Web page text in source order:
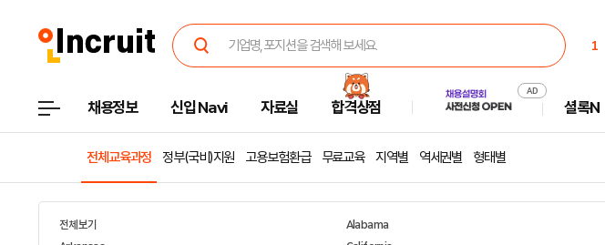
1
4
5
8
채용정보 신입 Navi 자료실 합격상점 셜록N
전체교육과정 정부(국비)지원 고용보험환급 무료교육 지역별 역세권별 형태별
전체보기 Alabama